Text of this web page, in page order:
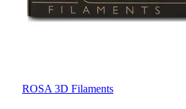
ROSA 3D Filaments